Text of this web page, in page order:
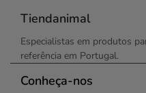
Tiendanimal
Especialistas em produtos
referência em Portugal.
Conheça-nos